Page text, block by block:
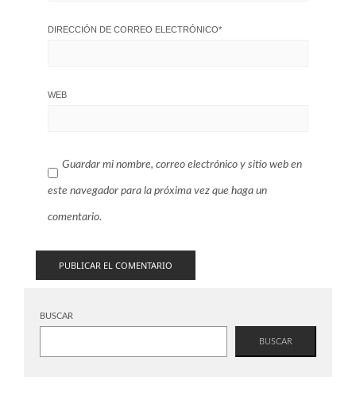
DIRECCIÓN DE CORREO ELECTRÓNICO*
WEB
Guardar mi nombre, correo electrónico y sitio web en
este navegador para la próxima vez que haga un
comentario.
BUSCAR
BUSCAR